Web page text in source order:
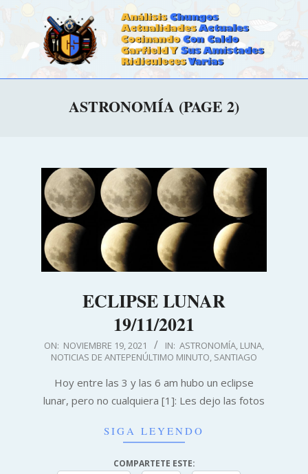
CALDOSTRONG.COM
ASTRONOMÍA (PAGE 2)
ECLIPSE LUNAR
19/11/2021
2021-
11-
ON: NOVIEMBRE 19, 2021 IN: ASTRONOMÍA, LUNA,
NOTICIAS DE ANTEPENÚLTIMO MINUTO, SANTIAGO
Hoy entre las 3 y las 6 am hubo un eclipse
lunar, pero no cualquiera [1]: Les dejo las fotos
SIGA LEYENDO
COMPARTETE ESTE: